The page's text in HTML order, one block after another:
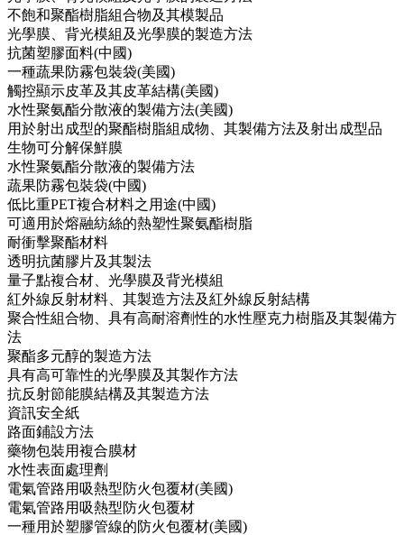
不飽和聚酯樹脂組合物及其模製品
光學膜、背光模組及光學膜的製造方法
抗菌塑膠面料(中國)
一種蔬果防霧包裝袋(美國)
觸控顯示皮革及其皮革結構(美國)
水性聚氨酯分散液的製備方法(美國)
用於射出成型的聚酯樹脂組成物、其製備方法及射出成型品
生物可分解保鮮膜
水性聚氨酯分散液的製備方法
蔬果防霧包裝袋(中國)
低比重PET複合材料之用途(中國)
可適用於熔融紡絲的熱塑性聚氨酯樹脂
耐衝擊聚酯材料
透明抗菌膠片及其製法
量子點複合材、光學膜及背光模組
紅外線反射材料、其製造方法及紅外線反射結構
聚合性組合物、具有高耐溶劑性的水性壓克力樹脂及其製備方
法
聚酯多元醇的製造方法
具有高可靠性的光學膜及其製作方法
抗反射節能膜結構及其製造方法
資訊安全紙
路面鋪設方法
藥物包裝用複合膜材
水性表面處理劑
電氣管路用吸熱型防火包覆材(美國)
電氣管路用吸熱型防火包覆材
一種用於塑膠管線的防火包覆材(美國)